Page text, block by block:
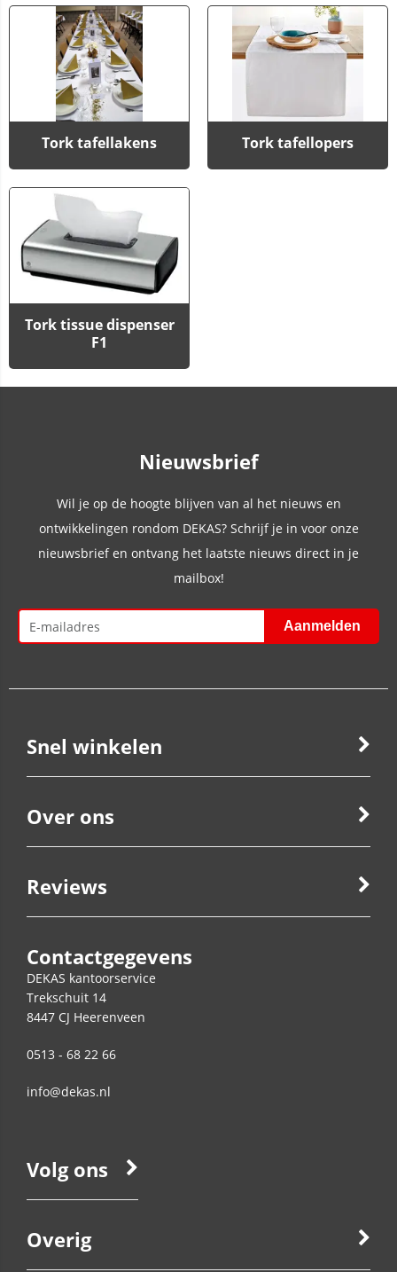
Tork tafellakens Tork tafellopers
Tork tissue dispenser
F1
Nieuwsbrief
Wil je op de hoogte blijven van al het nieuws en
ontwikkelingen rondom DEKAS? Schrijf je in voor onze
nieuwsbrief en ontvang het laatste nieuws direct in je
mailbox!
Snel winkelen
Over ons
Reviews
Contactgegevens
DEKAS kantoorservice
Trekschuit 14
8447 CJ Heerenveen
0513 - 68 22 66
info@dekas.nl
Volg ons
Overig